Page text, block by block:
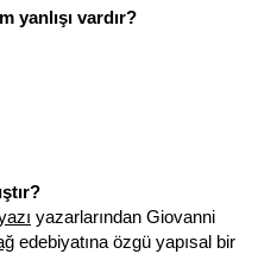
yanlışı vardır?
yazarlarından Giovanni
edebiyatına özgü yapısal bir